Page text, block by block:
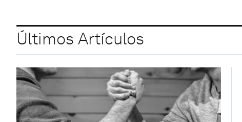
Últimos Artículos